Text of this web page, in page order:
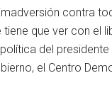
contra
tiene que ver con el
del
el Centro